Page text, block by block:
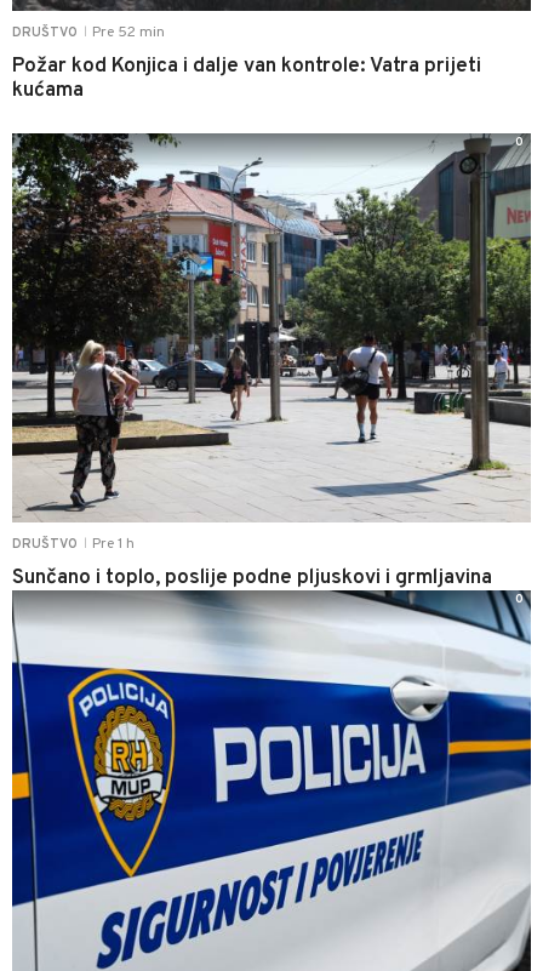
DRUŠTVO Pre 52 min
Požar kod Konjica i dalje van kontrole: Vatra prijeti
kućama
DRUŠTVO Pre 1 h
Sunčano i toplo, poslije podne pljuskovi i grmljavina
0
0